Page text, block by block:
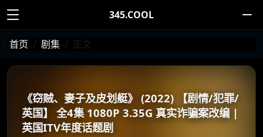
345.COOL
首页 剧集 正文
《窃贼、妻子及皮划艇》 (2022) 【剧情/犯罪/
英国】 全4集 1080P 3.35G 真实诈骗案改编 |
英国ITV年度话题剧